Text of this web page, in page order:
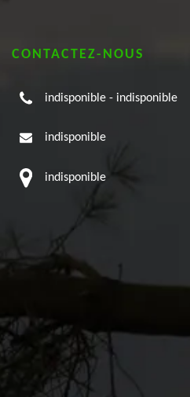
CONTACTEZ-NOUS
indisponible - indisponible
indisponible
indisponible